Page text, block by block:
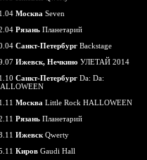
Москва Seven
Рязань Планетарий
Санкт-Петербург Backstage
Ижевск, Нечкино УЛЕТАЙ 2014
Санкт-Петербург Da: Da:
Москва Little Rock HALLOWEEN
Рязань Планетарий
Ижевск Qwerty
Киров Gaudi Hall